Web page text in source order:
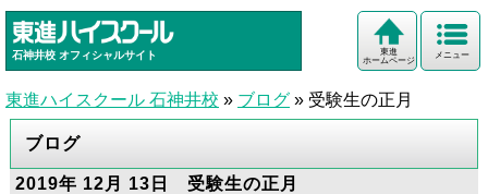
石神井校 オフィシャルサイト メニュー
東進
ホームページ
東進ハイスクール 石神井校 » ブログ » 受験生の正月
ブログ
2019年 12月 13日 受験生の正月